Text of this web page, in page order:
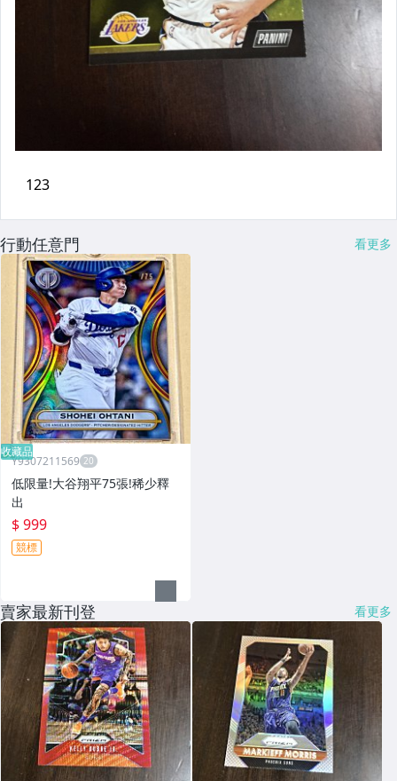
行動任意門 看更多
收藏品
Y9307211569
低限量!大谷翔平75張!稀少釋
出
$ 999
競標
賣家最新刊登 看更多